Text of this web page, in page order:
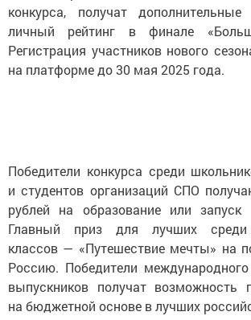
конкурса, получат
личный рейтинг в финале
Регистрация участников нового
на платформе до 30 мая 2025 года.
Победители конкурса среди
и студентов организаций СПО
рублей на образование или запуск
Главный приз для лучших
классов — «Путешествие мечты» на
Россию. Победители
выпускников получат возможность
на бюджетной основе в лучших